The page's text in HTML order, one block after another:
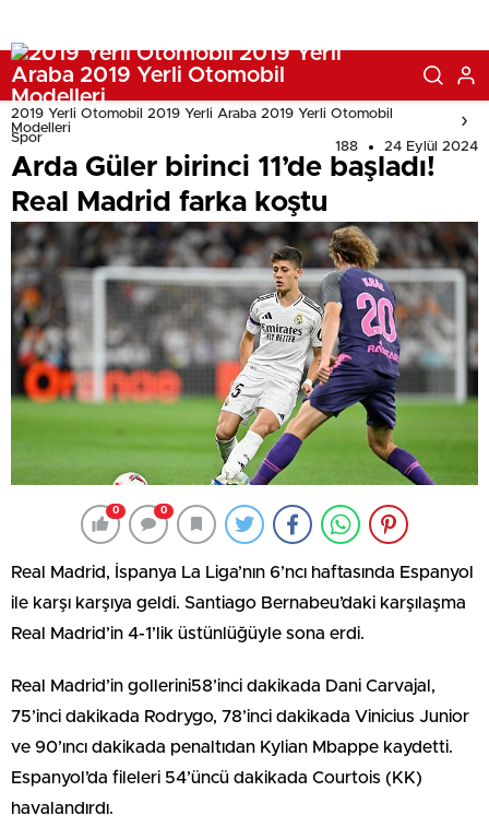
2019 Yerli Otomobil 2019 Yerli Araba 2019 Yerli Otomobil
Modelleri
Spor
188 24 Eylül 2024
Arda Güler birinci 11’de başladı!
Real Madrid farka koştu
0 0
Real Madrid, İspanya La Liga’nın 6’ncı haftasında Espanyol
ile karşı karşıya geldi. Santiago Bernabeu’daki karşılaşma
Real Madrid’in 4-1’lik üstünlüğüyle sona erdi.
Real Madrid’in gollerini58’inci dakikada Dani Carvajal,
75’inci dakikada Rodrygo, 78’inci dakikada Vinicius Junior
ve 90’ıncı dakikada penaltıdan Kylian Mbappe kaydetti.
Espanyol’da fileleri 54’üncü dakikada Courtois (KK)
havalandırdı.